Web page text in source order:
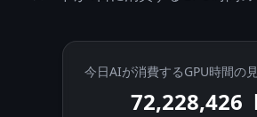
今日AIが消費するGPU時間の
72,228,753